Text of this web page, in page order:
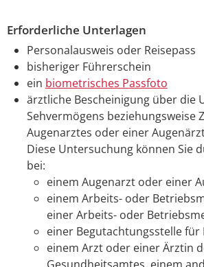
Erforderliche Unterlagen
Personalausweis oder Reisepass
bisheriger Führerschein
ein biometrisches Passfoto
ärztliche Bescheinigung über die
Sehvermögens beziehungsweise
Augenarztes oder einer
Diese Untersuchung können Sie
bei:
einem Augenarzt oder einer
einem Arbeits- oder
einer Arbeits- oder
einer Begutachtungsstelle für
einem Arzt oder einer Ärztin